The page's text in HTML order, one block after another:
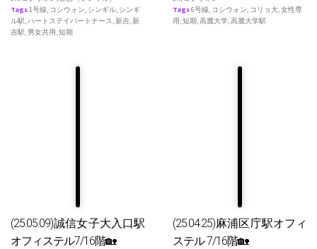
Tags1号線, コシウォン, シンギル, シンギ
ル駅,ハートステイパートナース,新吉,新
吉駅, 男女共用,短期
Tags6号線, コシウォン, コリョ大,女性専
用,短期,高麗大学,高麗大学駅
(25.05.09)誠信女子大入口駅
オフィステル7/16階🏡
(25.04.25)麻浦区庁駅オフィ
ステル 7/16階🏡